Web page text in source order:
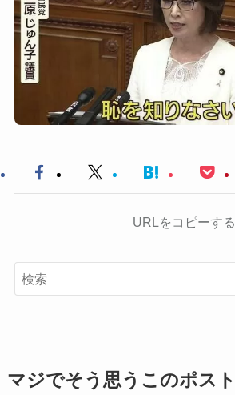
URLをコピーする
マジでそう思うこのポスト